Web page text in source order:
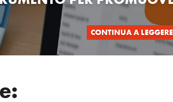
CONTINUA A LEGGERE